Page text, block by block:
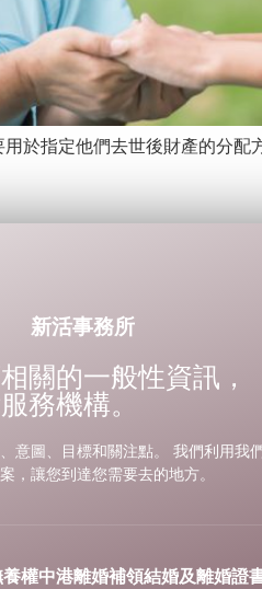
於指定他們去世後財產的分
新活事務所
關的一般性資訊，
務機構。
圖、目標和關注點。 我們利用我們
，讓您到達您需要去的地方。
權中港離婚補領結婚及離婚證